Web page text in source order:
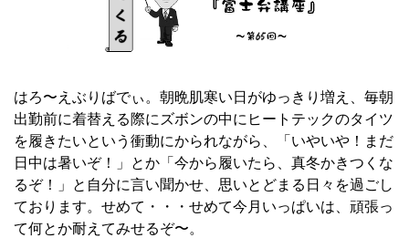
はろ〜えぶりばでぃ。朝晩肌寒い日がゆっきり増え、毎朝
出勤前に着替える際にズボンの中にヒートテックのタイツ
を履きたいという衝動にかられながら、「いやいや！まだ
日中は暑いぞ！」とか「今から履いたら、真冬かきつくな
るぞ！」と自分に言い聞かせ、思いとどまる日々を過ごし
ております。せめて・・・ せめて今月いっぱいは、頑張っ
て何とか耐えてみせるぞ〜。